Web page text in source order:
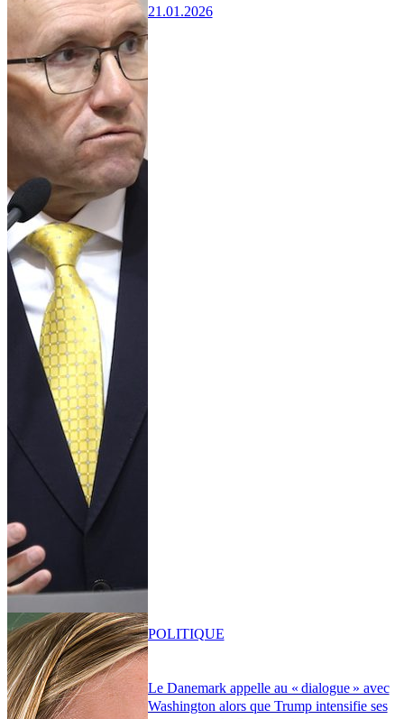
21.01.2026
Le Danemark appelle au « dialogue » avec
Washington alors que Trump intensifie ses
POLITIQUE